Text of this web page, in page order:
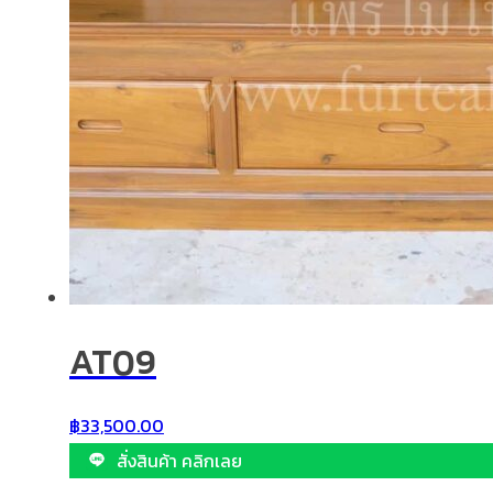
AT09
฿33,500.00
สั่งสินค้า คลิกเลย